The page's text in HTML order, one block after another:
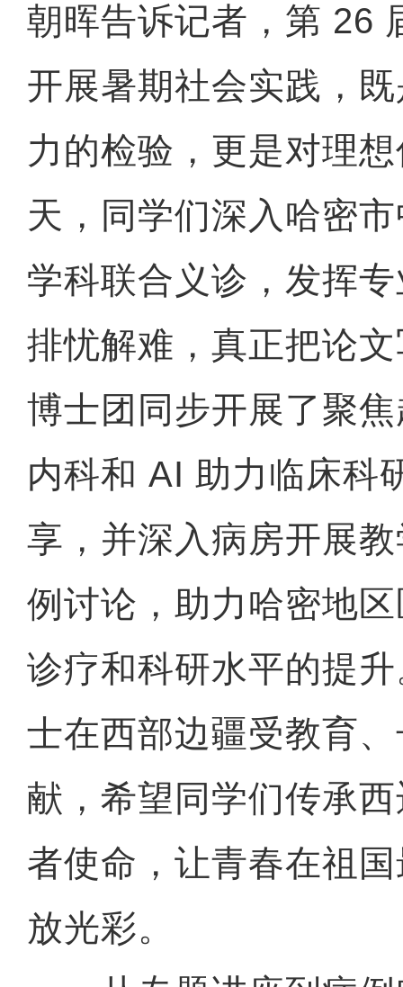
朝晖告诉记者，第 26
开展暑期社会实践，
力的检验，更是对理
天，同学们深入哈密
学科联合义诊，发挥
排忧解难，真正把论
博士团同步开展了聚
内科和 AI 助力临床科
享，并深入病房开展
例讨论，助力哈密地
诊疗和科研水平的提
士在西部边疆受教育
献，希望同学们传承
者使命，让青春在祖
放光彩。